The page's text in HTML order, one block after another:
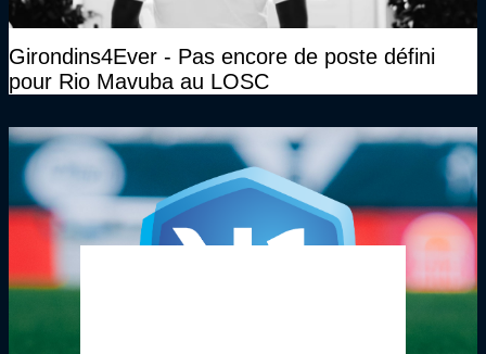
Girondins4Ever - Pas encore de poste défini
pour Rio Mavuba au LOSC